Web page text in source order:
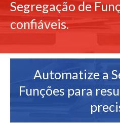
Segregação de
confiáveis.
Automatize a
Funções para